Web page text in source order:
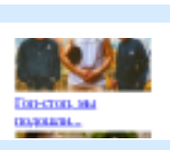
Гоп-стоп, мы
подошли...